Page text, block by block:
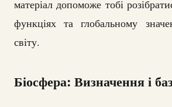
матеріал допоможе тобі
функціях та глобальному
світу.
Біосфера: Визначення і